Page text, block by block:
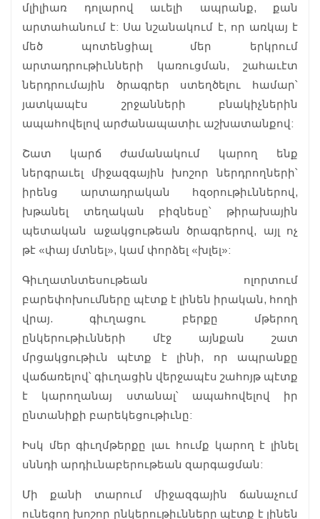
մլիլիառ դոլարով աւելի ապրանք, քան
արտահանում է: Սա նշանակում է, որ առկայ է
մեծ պոտենցիալ մեր երկրում
արտադրութիւնների կառուցման, շահաւէտ
ներդրումային ծրագրեր ստեղծելու համար՝
յատկապէս շրջանների բնակիչներին
ապահովելով արժանապատիւ աշխատանքով:
Շատ կարճ ժամանակում կարող ենք
ներգրաւել միջազգային խոշոր ներդրողների՝
իրենց արտադրական հզօրութիւններով,
խթանել տեղական բիզնեսը՝ թիրախային
պետական աջակցութեան ծրագրերով, այլ ոչ
թէ «փայ մտնել», կամ փորձել «խլել»:
Գիւղատնտեսութեան ոլորտում
բարեփոխումները պէտք է լինեն իրական, հողի
վրայ. գիւղացու բերքը մթերող
ընկերութիւնների մէջ այնքան շատ
մրցակցութիւն պէտք է լինի, որ ապրանքը
վաճառելով՝ գիւղացին վերջապէս շահոյթ պէտք
է կարողանայ ստանալ՝ ապահովելով իր
ընտանիքի բարեկեցութիւնը:
Իսկ մեր գիւղմթերքը լաւ հումք կարող է լինել
սննդի արդիւնաբերութեան զարգացման:
Մի քանի տարում միջազգային ճանաչում
ունեցող խոշոր ընկերութիւնները պէտք է լինեն